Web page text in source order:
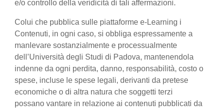
e/o controllo della veridicità di tali affermazioni.
Colui che pubblica sulle piattaforme e-Learning i
Contenuti, in ogni caso, si obbliga espressamente a
manlevare sostanzialmente e processualmente
dell’Università degli Studi di Padova, mantenendola
indenne da ogni perdita, danno, responsabilità, costo o
spese, incluse le spese legali, derivanti da pretese
economiche o di altra natura che soggetti terzi
possano vantare in relazione ai contenuti pubblicati da